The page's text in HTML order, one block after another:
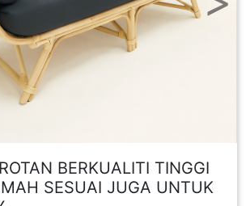
BERKUALITI TINGGI
SESUAI JUGA UNTUK